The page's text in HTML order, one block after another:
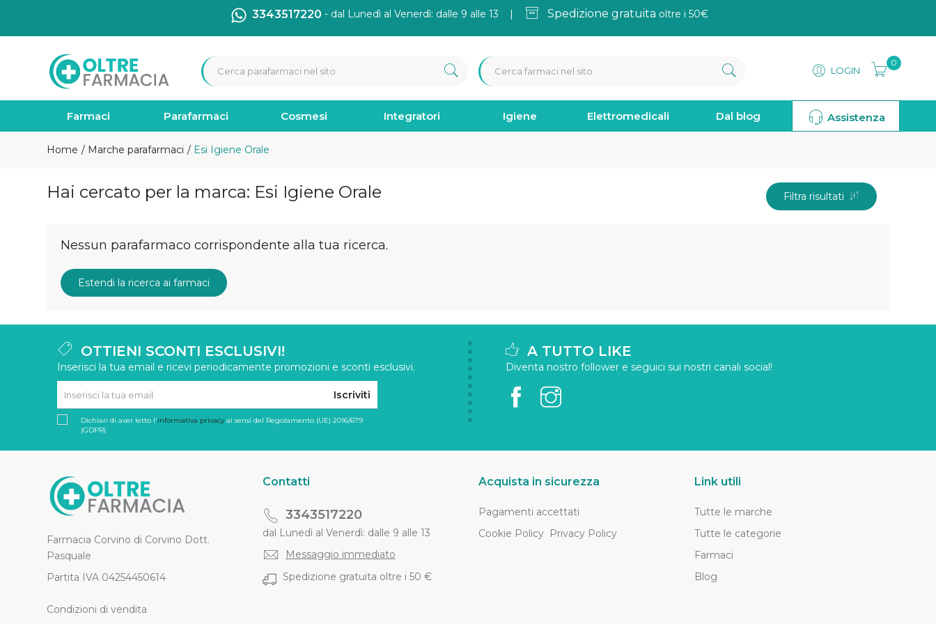
3343517220 - dal Lunedì al Venerdì: dalle 9 alle 13 | Spedizione gratuita oltre i 50€
LOGIN
0
Farmaci Parafarmaci Cosmesi Integratori Igiene Elettromedicali Dal blog Assistenza
Home Marche parafarmaci Esi Igiene Orale
Hai cercato per la marca: Esi Igiene Orale Filtra risultati
Nessun parafarmaco corrispondente alla tua ricerca.
Estendi la ricerca ai farmaci
OTTIENI SCONTI ESCLUSIVI!
Inserisci la tua email e ricevi periodicamente promozioni e sconti esclusivi.
Iscriviti
Dichiari di aver letto l'informativa privacyai sensi del Regolamento (UE) 2016/679
(GDPR).
A TUTTO LIKE
Diventa nostro follower e seguici sui nostri canali social!
Farmacia Corvino di Corvino Dott.
Pasquale
Partita IVA 04254450614
Condizioni di vendita
Contatti
3343517220
dal Lunedì al Venerdì: dalle 9 alle 13
Messaggio immediato
Spedizione gratuita oltre i 50 €
Acquista in sicurezza
Pagamenti accettati
Cookie Policy Privacy Policy
Link utili
Tutte le marche
Tutte le categorie
Farmaci
Blog